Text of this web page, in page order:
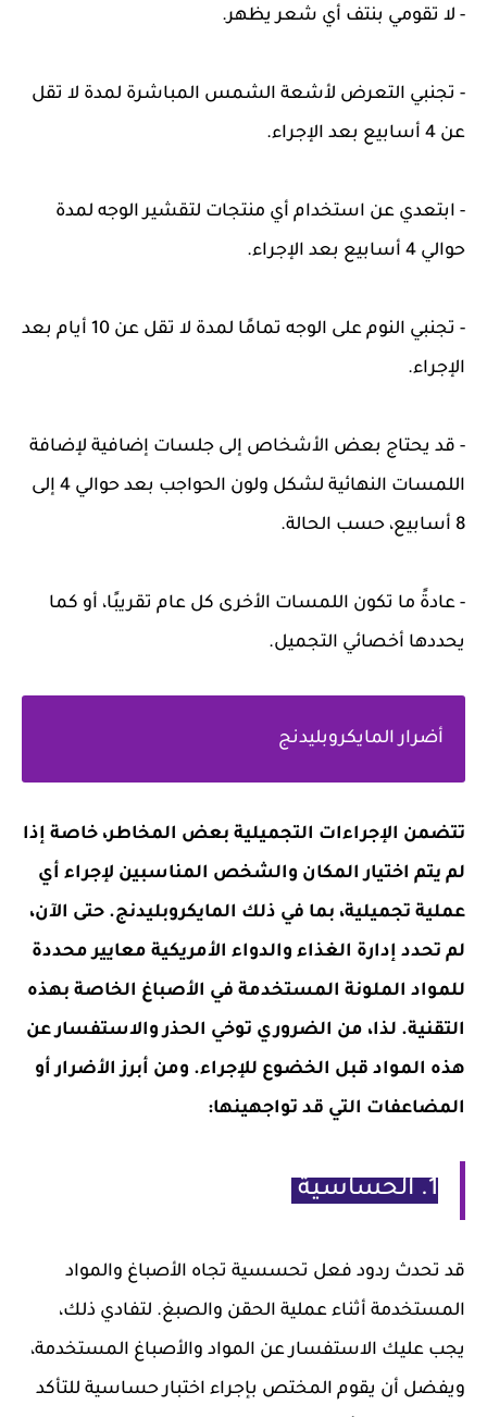
- لا تقومي بنتف أي شعر يظهر.
- تجنبي التعرض لأشعة الشمس المباشرة لمدة لا تقل
عن 4 أسابيع بعد الإجراء.
- ابتعدي عن استخدام أي منتجات لتقشير الوجه لمدة
حوالي 4 أسابيع بعد الإجراء.
- تجنبي النوم على الوجه تمامًا لمدة لا تقل عن 10 أيام بعد
الإجراء.
- قد يحتاج بعض الأشخاص إلى جلسات إضافية لإضافة
اللمسات النهائية لشكل ولون الحواجب بعد حوالي 4 إلى
8 أسابيع، حسب الحالة.
- عادةً ما تكون اللمسات الأخرى كل عام تقريبًا، أو كما
يحددها أخصائي التجميل.
أضرار المايكروبليدنج
تتضمن الإجراءات التجميلية بعض المخاطر، خاصة إذا
لم يتم اختيار المكان والشخص المناسبين لإجراء أي
عملية تجميلية، بما في ذلك المايكروبليدنج. حتى الآن،
لم تحدد إدارة الغذاء والدواء الأمريكية معايير محددة
للمواد الملونة المستخدمة في الأصباغ الخاصة بهذه
التقنية. لذا، من الضروري توخي الحذر والاستفسار عن
هذه المواد قبل الخضوع للإجراء. ومن أبرز الأضرار أو
المضاعفات التي قد تواجهينها:
1. الحساسية
قد تحدث ردود فعل تحسسية تجاه الأصباغ والمواد
المستخدمة أثناء عملية الحقن والصبغ. لتفادي ذلك،
يجب عليك الاستفسار عن المواد والأصباغ المستخدمة،
ويفضل أن يقوم المختص بإجراء اختبار حساسية للتأكد